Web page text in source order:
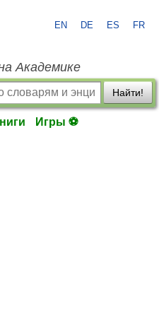
EN DE ES FR
Академике
Найти!
Игры ⚽